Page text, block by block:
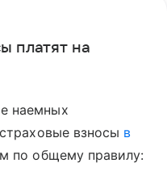
платят на
наемных
взносы в
по общему правилу: